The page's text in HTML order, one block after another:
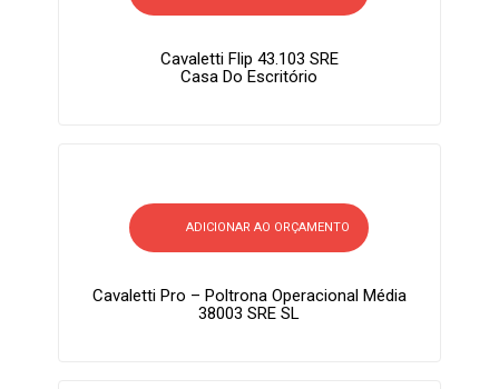
Cavaletti Flip 43.103 SRE
Casa Do Escritório
ADICIONAR AO ORÇAMENTO
Cavaletti Pro – Poltrona Operacional Média
38003 SRE SL